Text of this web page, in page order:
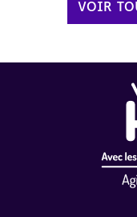
VOIR